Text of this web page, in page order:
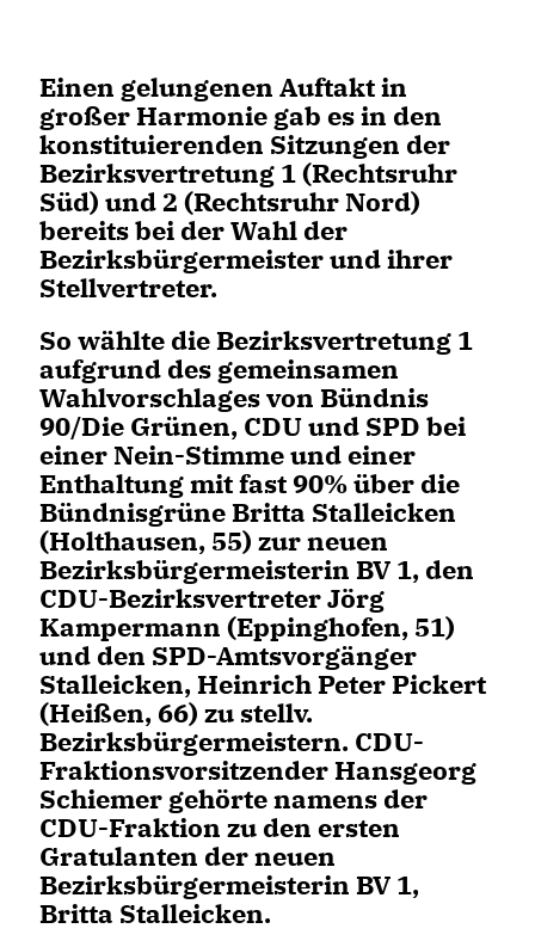
Einen gelungenen Auftakt in
großer Harmonie gab es in den
konstituierenden Sitzungen der
Bezirksvertretung 1 (Rechtsruhr
Süd) und2 (Rechtsruhr Nord)
bereits bei der Wahl der
Bezirksbürgermeister und ihrer
Stellvertreter.
So wählte dieBezirksvertretung 1
aufgrund des gemeinsamen
Wahlvorschlages von Bündnis
90/Die Grünen, CDU und SPD bei
einer Nein-Stimme und einer
Enthaltung mit fast 90% über die
Bündnisgrüne Britta Stalleicken
(Holthausen, 55) zur neuen
Bezirksbürgermeisterin BV 1, den
CDU-BezirksvertreterJörg
Kampermann (Eppinghofen, 51)
und den SPD-Amtsvorgänger
Stalleicken, Heinrich Peter Pickert
(Heißen, 66) zustellv.
Bezirksbürgermeistern. CDU-
Fraktionsvorsitzender Hansgeorg
Schiemer gehörte namens der
CDU-Fraktion zu den ersten
Gratulanten der neuen
Bezirksbürgermeisterin BV 1,
Britta Stalleicken.